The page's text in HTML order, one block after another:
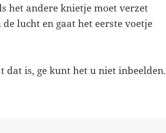
het andere knietje moet verzet
lucht en gaat het eerste voetje
dat is, ge kunt het u niet inbeelden.